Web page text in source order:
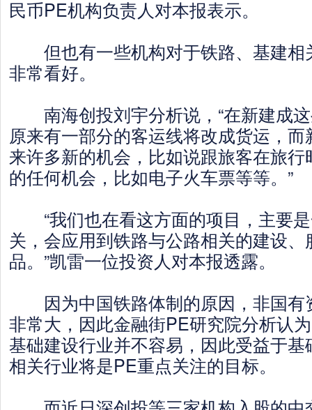
民币PE机构负责人对本报表示。
但也有一些机构对于铁路、基建相
非常看好。
南海创投刘宇分析说，“在新建成
原来有一部分的客运线将改成货运，
来许多新的机会，比如说跟旅客在旅
的任何机会，比如电子火车票等等。”
“我们也在看这方面的项目，主要
关，会应用到铁路与公路相关的建设
品。”凯雷一位投资人对本报透露。
因为中国铁路体制的原因，非国有
非常大，因此金融街PE研究院分析认
基础建设行业并不容易，因此受益于
相关行业将是PE重点关注的目标。